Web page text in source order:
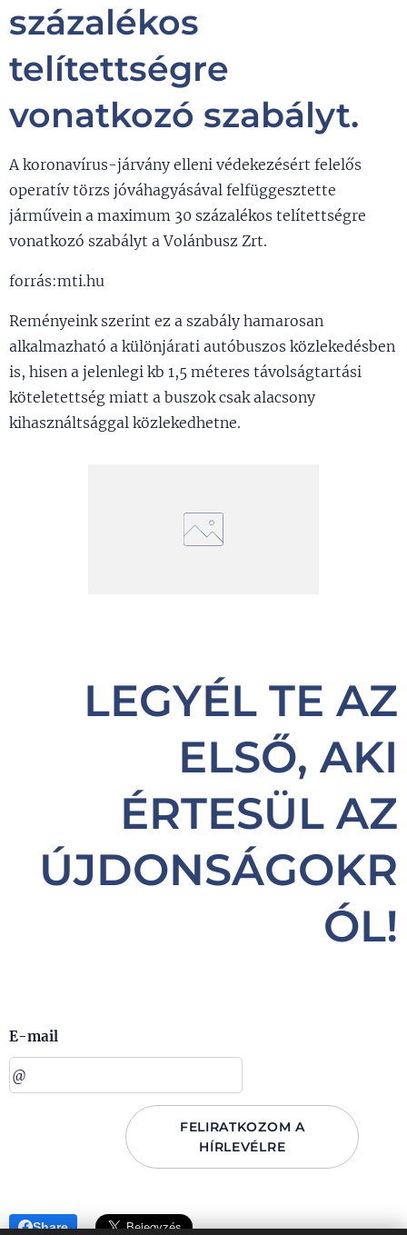
százalékos
telítettségre
vonatkozó szabályt.
A koronavírus-járvány elleni védekezésért felelős
operatív törzs jóváhagyásával felfüggesztette
járművein a maximum 30 százalékos telítettségre
vonatkozó szabályt a Volánbusz Zrt.
forrás:mti.hu
Reményeink szerint ez a szabály hamarosan
alkalmazható a különjárati autóbuszos közlekedésben
is, hisen a jelenlegi kb 1,5 méteres távolságtartási
köteletettség miatt a buszok csak alacsony
kihasználtsággal közlekedhetne.
LEGYÉL TE AZ
ELSŐ, AKI
ÉRTESÜL AZ
ÚJDONSÁGOKR
ÓL!
E-mail
FELIRATKOZOM A
HÍRLEVÉLRE
Share